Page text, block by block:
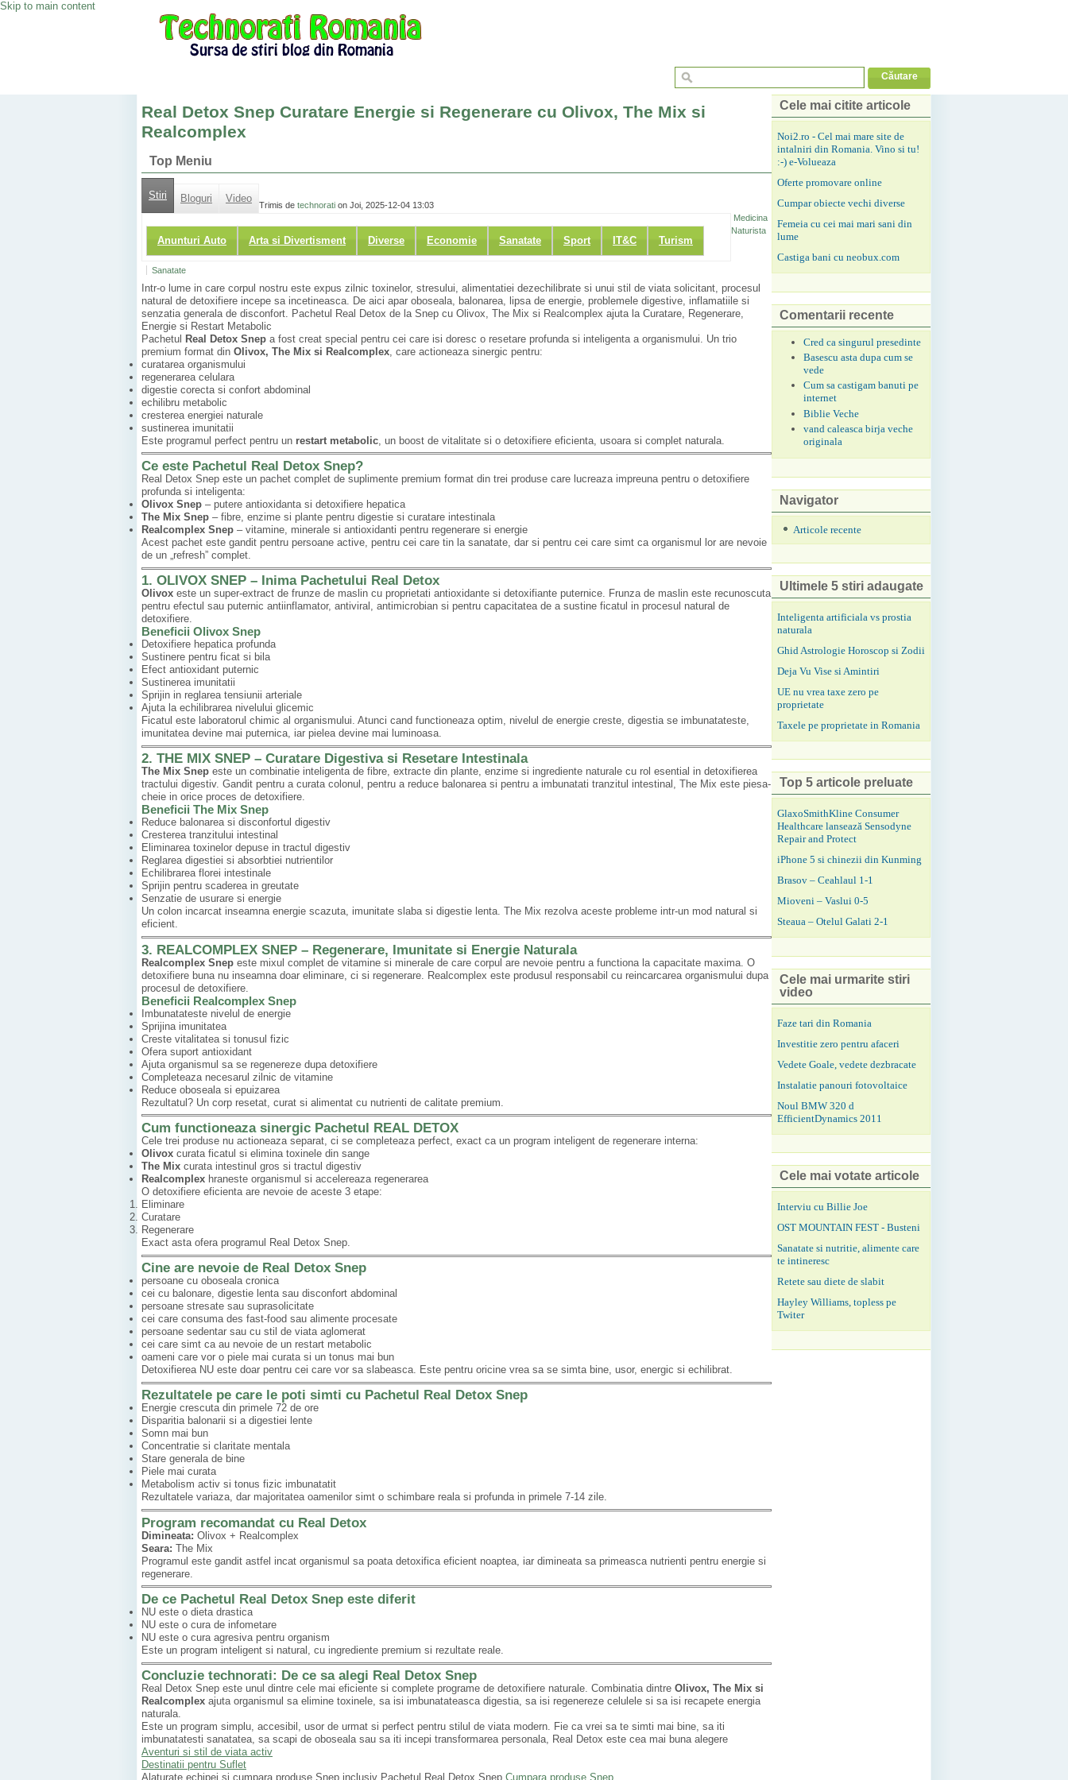
Skip to main content
Real Detox Snep Curatare Energie si Regenerare cu Olivox, The Mix si
Realcomplex
Top Meniu
Stiri Bloguri Video
Anunturi Auto Arta si Divertisment Diverse Economie Sanatate Sport IT&C Turism
Trimis de technorati on Joi, 2025-12-04 13:03
Medicina
Naturista
Sanatate
Intr-o lume in care corpul nostru este expus zilnic toxinelor, stresului, alimentatiei dezechilibrate si unui stil de viata solicitant, procesul
natural de detoxifiere incepe sa incetineasca. De aici apar oboseala, balonarea, lipsa de energie, problemele digestive, inflamatiile si
senzatia generala de disconfort. Pachetul Real Detox de la Snep cu Olivox, The Mix si Realcomplex ajuta la Curatare, Regenerare,
Energie si Restart Metabolic
Pachetul Real Detox Snep a fost creat special pentru cei care isi doresc o resetare profunda si inteligenta a organismului. Un trio
premium format din Olivox, The Mix si Realcomplex , care actioneaza sinergic pentru:
curatarea organismului
regenerarea celulara
digestie corecta si confort abdominal
echilibru metabolic
cresterea energiei naturale
sustinerea imunitatii
Este programul perfect pentru un restart metabolic , un boost de vitalitate si o detoxifiere eficienta, usoara si complet naturala.
Ce este Pachetul Real Detox Snep?
Real Detox Snep este un pachet complet de suplimente premium format din trei produse care lucreaza impreuna pentru o detoxifiere
profunda si inteligenta:
Olivox Snep – putere antioxidanta si detoxifiere hepatica
The Mix Snep – fibre, enzime si plante pentru digestie si curatare intestinala
Realcomplex Snep – vitamine, minerale si antioxidanti pentru regenerare si energie
Acest pachet este gandit pentru persoane active, pentru cei care tin la sanatate, dar si pentru cei care simt ca organismul lor are nevoie
de un „refresh” complet.
1. OLIVOX SNEP – Inima Pachetului Real Detox
Olivox este un super-extract de frunze de maslin cu proprietati antioxidante si detoxifiante puternice. Frunza de maslin este recunoscuta
pentru efectul sau puternic antiinflamator, antiviral, antimicrobian si pentru capacitatea de a sustine ficatul in procesul natural de
detoxifiere.
Beneficii Olivox Snep
Detoxifiere hepatica profunda
Sustinere pentru ficat si bila
Efect antioxidant puternic
Sustinerea imunitatii
Sprijin in reglarea tensiunii arteriale
Ajuta la echilibrarea nivelului glicemic
Ficatul este laboratorul chimic al organismului. Atunci cand functioneaza optim, nivelul de energie creste, digestia se imbunatateste,
imunitatea devine mai puternica, iar pielea devine mai luminoasa.
2. THE MIX SNEP – Curatare Digestiva si Resetare Intestinala
The Mix Snep este un combinatie inteligenta de fibre, extracte din plante, enzime si ingrediente naturale cu rol esential in detoxifierea
tractului digestiv. Gandit pentru a curata colonul, pentru a reduce balonarea si pentru a imbunatati tranzitul intestinal, The Mix este piesa-
cheie in orice proces de detoxifiere.
Beneficii The Mix Snep
Reduce balonarea si disconfortul digestiv
Cresterea tranzitului intestinal
Eliminarea toxinelor depuse in tractul digestiv
Reglarea digestiei si absorbtiei nutrientilor
Echilibrarea florei intestinale
Sprijin pentru scaderea in greutate
Senzatie de usurare si energie
Un colon incarcat inseamna energie scazuta, imunitate slaba si digestie lenta. The Mix rezolva aceste probleme intr-un mod natural si
eficient.
3. REALCOMPLEX SNEP – Regenerare, Imunitate si Energie Naturala
Realcomplex Snep este mixul complet de vitamine si minerale de care corpul are nevoie pentru a functiona la capacitate maxima. O
detoxifiere buna nu inseamna doar eliminare, ci si regenerare. Realcomplex este produsul responsabil cu reincarcarea organismului dupa
procesul de detoxifiere.
Beneficii Realcomplex Snep
Imbunatateste nivelul de energie
Sprijina imunitatea
Creste vitalitatea si tonusul fizic
Ofera suport antioxidant
Ajuta organismul sa se regenereze dupa detoxifiere
Completeaza necesarul zilnic de vitamine
Reduce oboseala si epuizarea
Rezultatul? Un corp resetat, curat si alimentat cu nutrienti de calitate premium.
Cum functioneaza sinergic Pachetul REAL DETOX
Cele trei produse nu actioneaza separat, ci se completeaza perfect, exact ca un program inteligent de regenerare interna:
Olivox curata ficatul si elimina toxinele din sange
The Mix curata intestinul gros si tractul digestiv
Realcomplex hraneste organismul si accelereaza regenerarea
O detoxifiere eficienta are nevoie de aceste 3 etape:
Eliminare
Curatare
Regenerare
Exact asta ofera programul Real Detox Snep.
Cine are nevoie de Real Detox Snep
persoane cu oboseala cronica
cei cu balonare, digestie lenta sau disconfort abdominal
persoane stresate sau suprasolicitate
cei care consuma des fast-food sau alimente procesate
persoane sedentar sau cu stil de viata aglomerat
cei care simt ca au nevoie de un restart metabolic
oameni care vor o piele mai curata si un tonus mai bun
Detoxifierea NU este doar pentru cei care vor sa slabeasca. Este pentru oricine vrea sa se simta bine, usor, energic si echilibrat.
Rezultatele pe care le poti simti cu Pachetul Real Detox Snep
Energie crescuta din primele 72 de ore
Disparitia balonarii si a digestiei lente
Somn mai bun
Concentratie si claritate mentala
Stare generala de bine
Piele mai curata
Metabolism activ si tonus fizic imbunatatit
Rezultatele variaza, dar majoritatea oamenilor simt o schimbare reala si profunda in primele 7-14 zile.
Program recomandat cu Real Detox
Dimineata: Olivox + Realcomplex
Seara: The Mix
Programul este gandit astfel incat organismul sa poata detoxifica eficient noaptea, iar dimineata sa primeasca nutrienti pentru energie si
regenerare.
De ce Pachetul Real Detox Snep este diferit
NU este o dieta drastica
NU este o cura de infometare
NU este o cura agresiva pentru organism
Este un program inteligent si natural, cu ingrediente premium si rezultate reale.
Concluzie technorati: De ce sa alegi Real Detox Snep
Real Detox Snep este unul dintre cele mai eficiente si complete programe de detoxifiere naturale. Combinatia dintre Olivox, The Mix si
Realcomplex ajuta organismul sa elimine toxinele, sa isi imbunatateasca digestia, sa isi regenereze celulele si sa isi recapete energia
naturala.
Este un program simplu, accesibil, usor de urmat si perfect pentru stilul de viata modern. Fie ca vrei sa te simti mai bine, sa iti
imbunatatesti sanatatea, sa scapi de oboseala sau sa iti incepi transformarea personala, Real Detox este cea mai buna alegere
Aventuri si stil de viata activ
Destinatii pentru Suflet
Alaturate echipei si cumpara produse Snep inclusiv Pachetul Real Detox Snep Cumpara produse Snep
Cele mai citite articole
Noi2.ro - Cel mai mare site de
intalniri din Romania. Vino si tu!
:-) e-Volueaza
Oferte promovare online
Cumpar obiecte vechi diverse
Femeia cu cei mai mari sani din
lume
Castiga bani cu neobux.com
Comentarii recente
Cred ca singurul presedinte
Basescu asta dupa cum se
vede
Cum sa castigam banuti pe
internet
Biblie Veche
vand caleasca birja veche
originala
Navigator
Articole recente
Ultimele 5 stiri adaugate
Inteligenta artificiala vs prostia
naturala
Ghid Astrologie Horoscop si Zodii
Deja Vu Vise si Amintiri
UE nu vrea taxe zero pe
proprietate
Taxele pe proprietate in Romania
Top 5 articole preluate
GlaxoSmithKline Consumer
Healthcare lansează Sensodyne
Repair and Protect
iPhone 5 si chinezii din Kunming
Brasov – Ceahlaul 1-1
Mioveni – Vaslui 0-5
Steaua – Otelul Galati 2-1
Cele mai urmarite stiri
video
Faze tari din Romania
Investitie zero pentru afaceri
Vedete Goale, vedete dezbracate
Instalatie panouri fotovoltaice
Noul BMW 320 d
EfficientDynamics 2011
Cele mai votate articole
Interviu cu Billie Joe
OST MOUNTAIN FEST - Busteni
Sanatate si nutritie, alimente care
te intineresc
Retete sau diete de slabit
Hayley Williams, topless pe
Twiter